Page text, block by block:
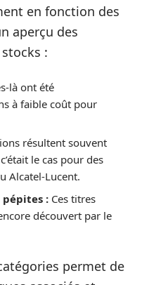
en fonction des
aperçu des
:
là ont été
à faible coût pour
résultent souvent
le cas pour des
Alcatel-Lucent.
pépites : Ces titres
découvert par le
permet de